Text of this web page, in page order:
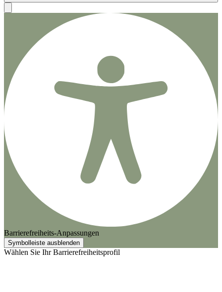
Barrierefreiheits-Anpassungen
Symbolleiste ausblenden
Wählen Sie Ihr Barrierefreiheitsprofil